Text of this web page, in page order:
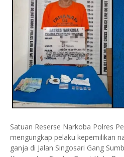
Satuan Reserse Narkoba Polres
mengungkap pelaku kepemilikan
ganja di Jalan Singosari Gang